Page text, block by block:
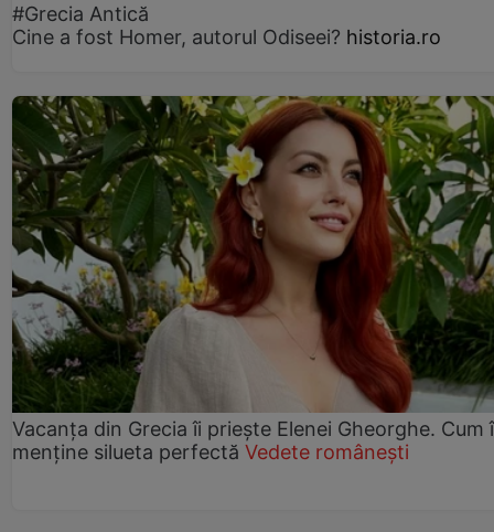
#Grecia Antică
Cine a fost Homer, autorul Odiseei? historia.ro
Vacanța din Grecia îi priește Elenei Gheorghe. Cum
menține silueta perfectă Vedete românești